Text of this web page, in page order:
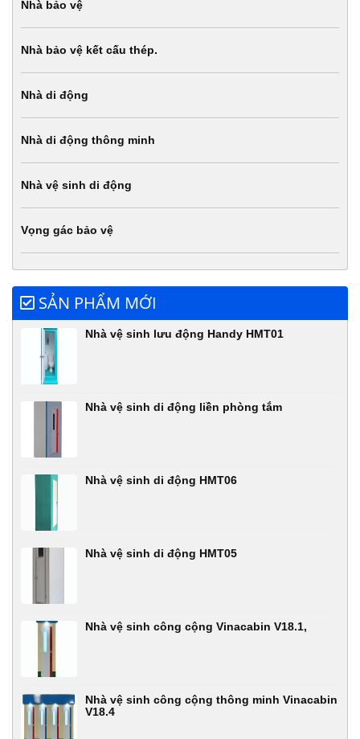
Nhà bảo vệ
Nhà bảo vệ kết cấu thép.
Nhà di động
Nhà di động thông minh
Nhà vệ sinh di động
Vọng gác bảo vệ
SẢN PHẨM MỚI
Nhà vệ sinh lưu động Handy HMT01
Nhà vệ sinh di động liền phòng tắm
Nhà vệ sinh di động HMT06
Nhà vệ sinh di động HMT05
Nhà vệ sinh công cộng Vinacabin V18.1,
Nhà vệ sinh công cộng thông minh Vinacabin
V18.4